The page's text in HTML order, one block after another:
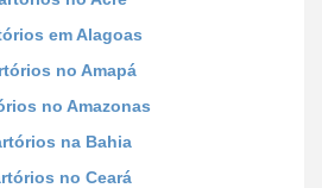
em Alagoas
no Amapá
no Amazonas
na Bahia
no Ceará